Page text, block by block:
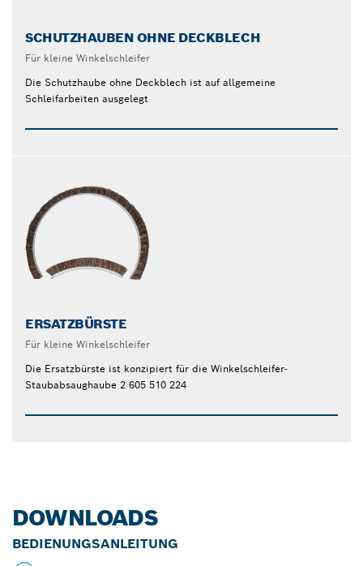
SCHUTZHAUBEN OHNE DECKBLECH
Für kleine Winkelschleifer
Die Schutzhaube ohne Deckblech ist auf allgemeine
Schleifarbeiten ausgelegt
ERSATZBÜRSTE
Für kleine Winkelschleifer
Die Ersatzbürste ist konzipiert für die Winkelschleifer-
Staubabsaughaube 2 605 510 224
DOWNLOADS
BEDIENUNGSANLEITUNG